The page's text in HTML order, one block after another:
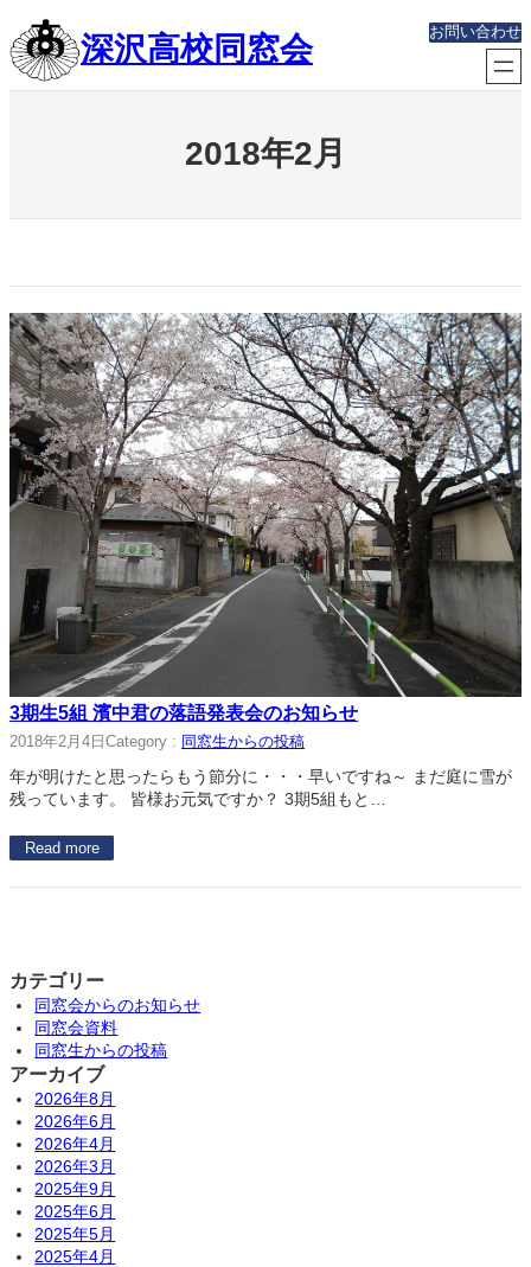
容
を
ス
深沢高校同窓会 お問い合わせ
2018年2月
3期生5組 濱中君の落語発表会のお知らせ
2018年2月4日 Category : 同窓生からの投稿
年が明けたと思ったらもう節分に・・・早いですね～ まだ庭に雪が
残っています。 皆様お元気ですか？ 3期5組もと…
Read more
カテゴリー
同窓会からのお知らせ
同窓会資料
同窓生からの投稿
アーカイブ
2026年8月
2026年6月
2026年4月
2026年3月
2025年9月
2025年6月
2025年5月
2025年4月